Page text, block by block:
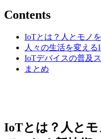
Contents
IoTとは？人とモノ
人々の生活を変える
IoTデバイスの普及
まとめ
IoTとは？人と